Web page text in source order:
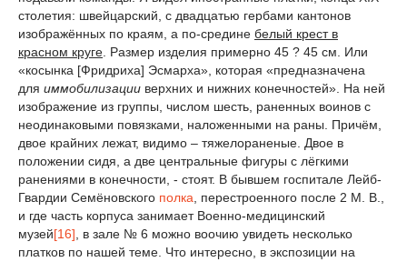
столетия: швейцарский, с двадцатью гербами кантонов
изображённых по краям, а по-средине белый крест в
красном круге. Размер изделия примерно 45 ? 45 см. Или
«косынка [Фридриха] Эсмарха», которая «предназначена
для иммобилизации верхних и нижних конечностей». На ней
изображение из группы, числом шесть, раненных воинов с
неодинаковыми повязками, наложенными на раны. Причём,
двое крайних лежат, видимо – тяжелораненые. Двое в
положении сидя, а две центральные фигуры с лёгкими
ранениями в конечности, - стоят. В бывшем госпитале Лейб-
Гвардии Семёновского полка, перестроенного после 2 М. В.,
и где часть корпуса занимает Военно-медицинский
музей[16], в зале № 6 можно воочию увидеть несколько
платков по нашей теме. Что интересно, в экспозиции на